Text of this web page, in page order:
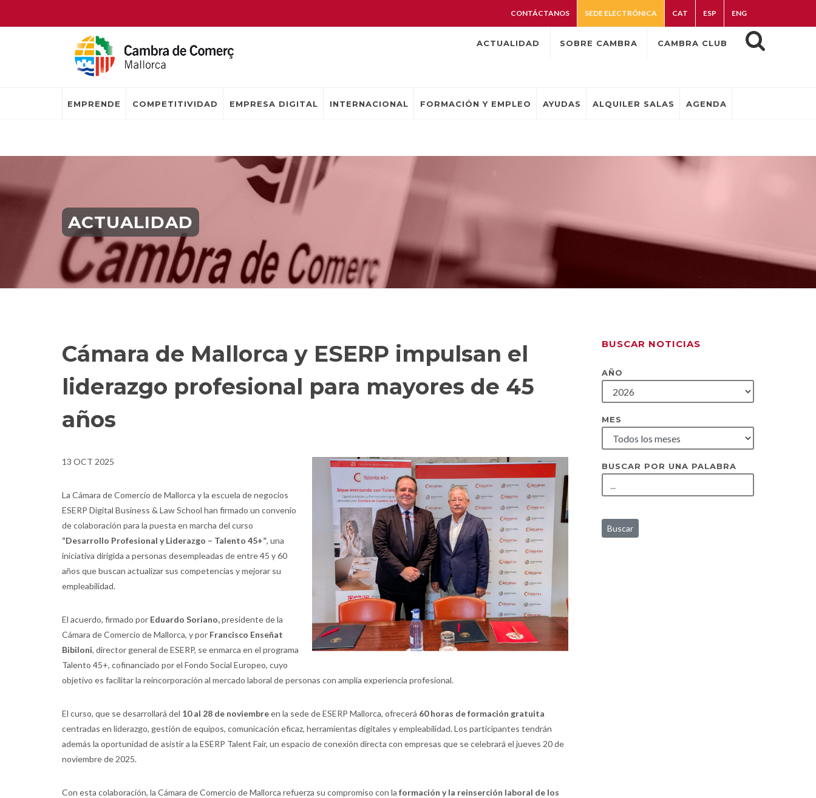
CONTÁCTANOS SEDE ELECTRÓNICA CAT ESP ENG
ACTUALIDAD SOBRE CAMBRA CAMBRA CLUB
EMPRENDE COMPETITIVIDAD EMPRESA DIGITAL INTERNACIONAL FORMACIÓN Y EMPLEO AYUDAS ALQUILER SALAS AGENDA
ACTUALIDAD
Cámara de Mallorca y ESERP impulsan el
liderazgo profesional para mayores de 45
años
13 OCT 2025
La Cámara de Comercio de Mallorca y la escuela de negocios
ESERP Digital Business & Law School han firmado un convenio
de colaboración para la puesta en marcha del curso
“Desarrollo Profesional y Liderazgo – Talento 45+”, una
iniciativa dirigida a personas desempleadas de entre 45 y 60
años que buscan actualizar sus competencias y mejorar su
empleabilidad.
El acuerdo, firmado por Eduardo Soriano,presidente de la
Cámara de Comercio de Mallorca, y por Francisco Enseñat
Bibiloni, director general de ESERP, se enmarca en el programa
Talento 45+, cofinanciado por el Fondo Social Europeo, cuyo
objetivo es facilitar la reincorporación al mercado laboral de personas con amplia experiencia profesional.
El curso, que se desarrollará del 10 al 28 de noviembreen la sede de ESERP Mallorca, ofrecerá 60 horas de formación gratuita
centradas en liderazgo, gestión de equipos, comunicación eficaz, herramientas digitales y empleabilidad. Los participantes tendrán
además la oportunidad de asistir a la ESERP Talent Fair, un espacio de conexión directa con empresas que se celebrará el jueves 20 de
noviembre de 2025.
Con esta colaboración, la Cámara de Comercio de Mallorca refuerza su compromiso con la formación y la reinserción laboral de los
BUSCAR NOTICIAS
AÑO
MES
BUSCAR POR UNA PALABRA
Buscar